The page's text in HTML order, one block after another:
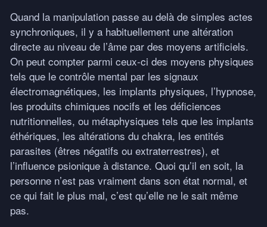
Quand la manipulation passe au delà de simples actes
synchroniques, il y a habituellement une altération
directe au niveau de l’âme par des moyens artificiels.
On peut compter parmi ceux-ci des moyens physiques
tels que le contrôle mental par les signaux
électromagnétiques, les implants physiques, l’hypnose,
les produits chimiques nocifs et les déficiences
nutritionnelles, ou métaphysiques tels que les implants
éthériques, les altérations du chakra, les entités
parasites (êtres négatifs ou extraterrestres), et
l’influence psionique à distance. Quoi qu’il en soit, la
personne n’est pas vraiment dans son état normal, et
ce qui fait le plus mal, c’est qu’elle ne le sait même
pas.